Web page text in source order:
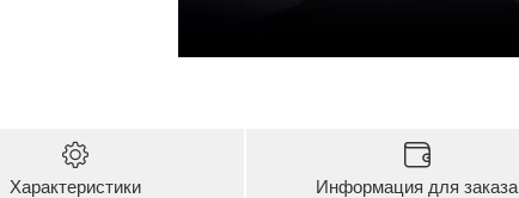
Характеристики Информация для заказа